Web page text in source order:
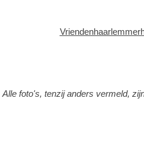
Alle foto's, tenzij anders vermeld,